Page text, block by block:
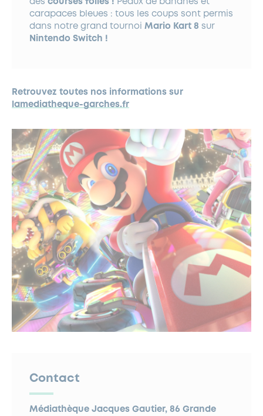
carapaces bleues : tous les coups sont permis
dans notre grand tournoi Mario Kart 8 sur
Nintendo Switch !
Retrouvez toutes nos informations sur
lamediatheque-garches.fr
Contact
Médiathèque Jacques Gautier, 86 Grande